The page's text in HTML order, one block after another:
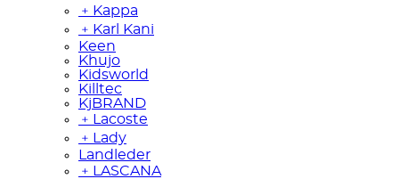
﹢ Kappa
﹢ Karl Kani
Keen
Khujo
Kidsworld
Killtec
KjBRAND
﹢
Lacoste
﹢
Lady
Landleder
﹢
LASCANA